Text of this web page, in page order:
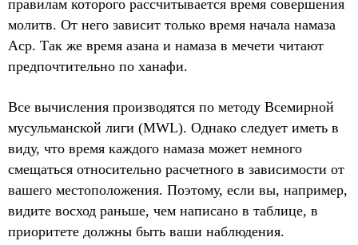
правилам которого рассчитывается время совершения
молитв. От него зависит только время начала намаза
Аср. Так же время азана и намаза в мечети читают
предпочтительно по ханафи.
Все вычисления производятся по методу Всемирной
мусульманской лиги (MWL). Однако следует иметь в
виду, что время каждого намаза может немного
смещаться относительно расчетного в зависимости от
вашего местоположения. Поэтому, если вы, например,
видите восход раньше, чем написано в таблице, в
приоритете должны быть ваши наблюдения.